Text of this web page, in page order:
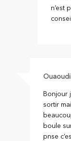
n’est
Bonjour
sortir
boule
pnse